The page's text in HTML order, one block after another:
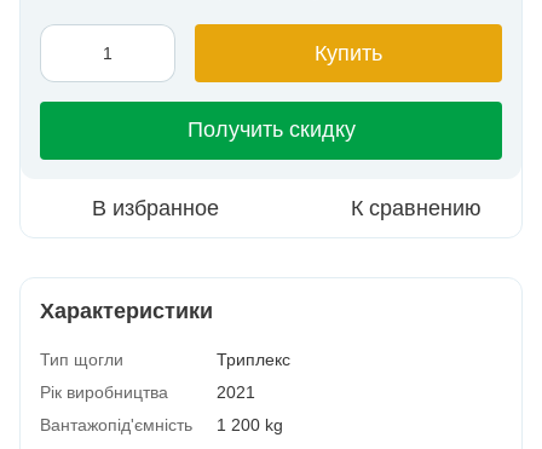
Купить
Получить скидку
В избранное К сравнению
Характеристики
Тип щогли
Триплекс
Рік виробництва
2021
Вантажопід'ємність
1 200 kg